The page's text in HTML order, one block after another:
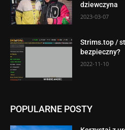
dziewczyna
2023-03-07
Strims.top /
bezpieczny?
2022-11-10
POPULARNE POSTY